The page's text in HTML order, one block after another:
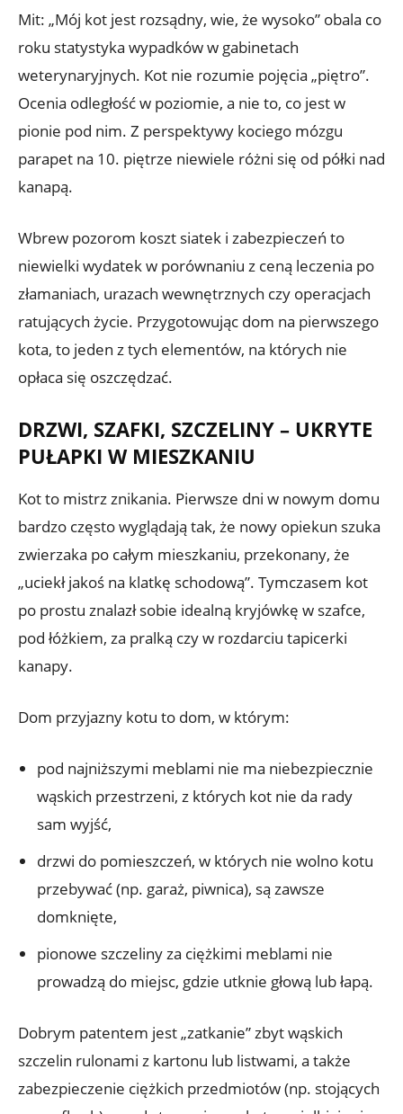
Mit: „Mój kot jest rozsądny, wie, że wysoko” obala co
roku statystyka wypadków w gabinetach
weterynaryjnych. Kot nie rozumie pojęcia „piętro”.
Ocenia odległość w poziomie, a nie to, co jest w
pionie pod nim. Z perspektywy kociego mózgu
parapet na 10. piętrze niewiele różni się od półki nad
kanapą.
Wbrew pozorom koszt siatek i zabezpieczeń to
niewielki wydatek w porównaniu z ceną leczenia po
złamaniach, urazach wewnętrznych czy operacjach
ratujących życie. Przygotowując dom na pierwszego
kota, to jeden z tych elementów, na których nie
opłaca się oszczędzać.
DRZWI, SZAFKI, SZCZELINY – UKRYTE
PUŁAPKI W MIESZKANIU
Kot to mistrz znikania. Pierwsze dni w nowym domu
bardzo często wyglądają tak, że nowy opiekun szuka
zwierzaka po całym mieszkaniu, przekonany, że
„uciekł jakoś na klatkę schodową”. Tymczasem kot
po prostu znalazł sobie idealną kryjówkę w szafce,
pod łóżkiem, za pralką czy w rozdarciu tapicerki
kanapy.
Dom przyjazny kotu to dom, w którym:
pod najniższymi meblami nie ma niebezpiecznie
wąskich przestrzeni, z których kot nie da rady
sam wyjść,
drzwi do pomieszczeń, w których nie wolno kotu
przebywać (np. garaż, piwnica), są zawsze
domknięte,
pionowe szczeliny za ciężkimi meblami nie
prowadzą do miejsc, gdzie utknie głową lub łapą.
Dobrym patentem jest „zatkanie” zbyt wąskich
szczelin rulonami z kartonu lub listwami, a także
zabezpieczenie ciężkich przedmiotów (np. stojących